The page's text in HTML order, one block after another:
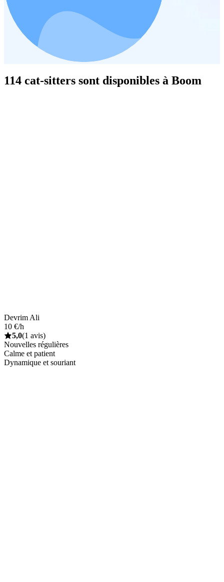
114 cat-sitters sont disponibles à Boom
Devrim Ali
10 €/h
5,0(1 avis)
Nouvelles régulières
Calme et patient
Dynamique et souriant